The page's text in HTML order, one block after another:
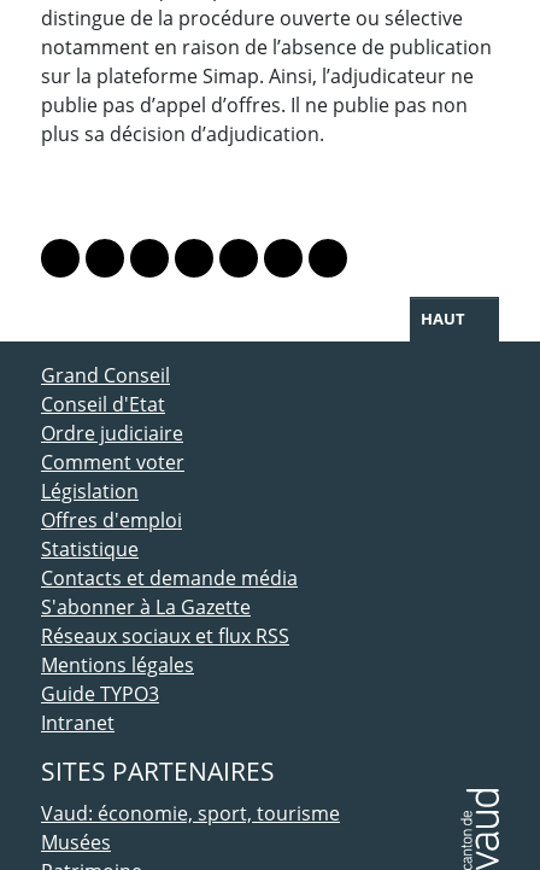
distingue de la procédure ouverte ou sélective
notamment en raison de l’absence de publication
sur la plateforme Simap. Ainsi, l’adjudicateur ne
publie pas d’appel d’offres. Il ne publie pas non
plus sa décision d’adjudication.
Lien vers le profil Mastodon
Lien vers le profil Bluesky
Lien vers le profil Instagram
Lien vers le profil Linkedin
Lien vers le profil Facebook
Lien vers le profil Twitter
Partager par WhatsApp
HAUT
ACCÈS DIRECT
Grand Conseil
Conseil d'Etat
Ordre judiciaire
Comment voter
Législation
Offres d'emploi
Statistique
Contacts et demande média
S'abonner à La Gazette
Réseaux sociaux et flux RSS
Mentions légales
Guide TYPO3
Intranet
SITES PARTENAIRES
Vaud: économie, sport, tourisme
Musées